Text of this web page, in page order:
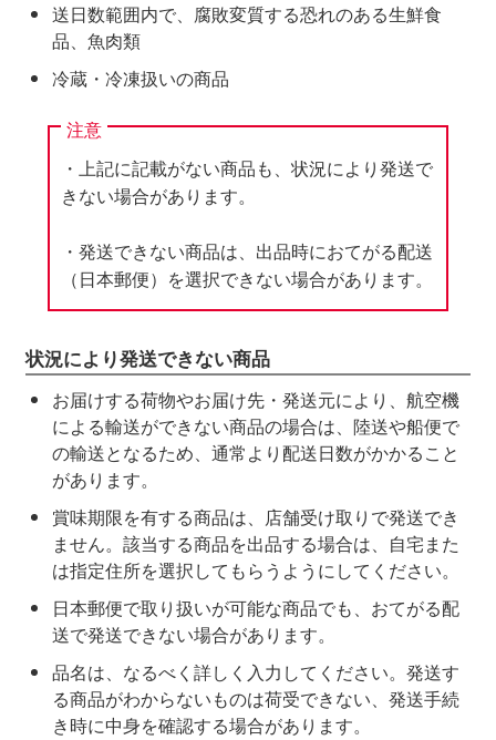
送日数範囲内で、腐敗変質する恐れのある生鮮食
品、魚肉類
冷蔵・冷凍扱いの商品
注意
・上記に記載がない商品も、状況により発送で
きない場合があります。
・発送できない商品は、出品時におてがる配送
（日本郵便）を選択できない場合があります。
状況により発送できない商品
お届けする荷物やお届け先・発送元により、航空機
による輸送ができない商品の場合は、陸送や船便で
の輸送となるため、通常より配送日数がかかること
があります。
賞味期限を有する商品は、店舗受け取りで発送でき
ません。該当する商品を出品する場合は、自宅また
は指定住所を選択してもらうようにしてください。
日本郵便で取り扱いが可能な商品でも、おてがる配
送で発送できない場合があります。
品名は、なるべく詳しく入力してください。発送す
る商品がわからないものは荷受できない、発送手続
き時に中身を確認する場合があります。